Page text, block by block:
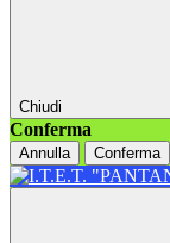
Chiudi
Conferma
Annulla Conferma